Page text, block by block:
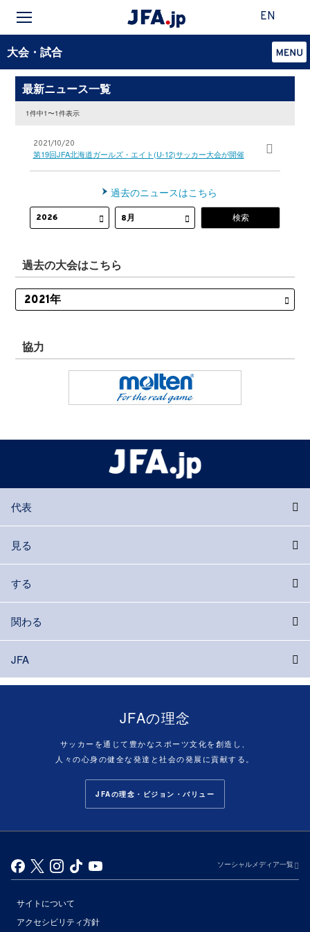
EN
大会・試合
最新ニュース一覧
1件中1〜1件表示
2021/10/20
第19回JFA北海道ガールズ・エイト(U-12)サッカー大会が開催
過去のニュースはこちら
過去の大会はこちら
協力
代表
見る
する
関わる
JFA
JFAの理念
サッカーを通じて豊かなスポーツ文化を創造し、
人々の心身の健全な発達と社会の発展に貢献する。
JFAの理念・ビジョン・バリュー
ソーシャルメディア一覧
サイトについて
アクセシビリティ方針